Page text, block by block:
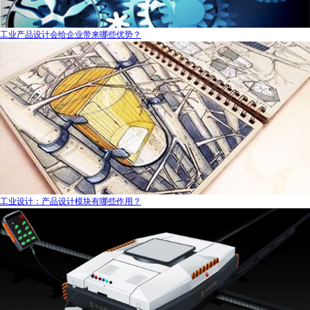
工业产品设计会给企业带来哪些优势？
工业设计：产品设计模块有哪些作用？